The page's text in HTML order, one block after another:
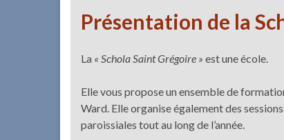
Présentation de la
La « Schola Saint Grégoire » est une école.
Elle vous propose un ensemble de
Ward. Elle organise également des
paroissiales tout au long de l’année.